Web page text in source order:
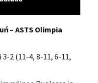
– ASTS Olimpia
2 (11-4, 8-11, 6-11,